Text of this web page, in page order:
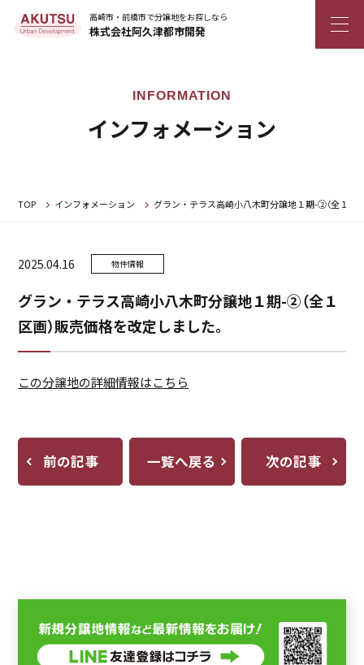
高崎市・前橋市で分譲地をお探しなら
株式会社阿久津都市開発
インフォメーション
TOP インフォメーション グラン・テラス高崎小八木町分譲地１期-②（全１区
2025.04.16 物件情報
グラン・テラス高崎小八木町分譲地１期-②（全１
区画）販売価格を改定しました。
この分譲地の詳細情報はこちら
前の記事 一覧へ戻る 次の記事